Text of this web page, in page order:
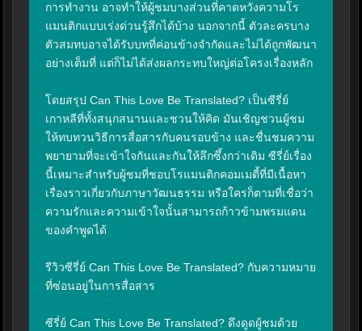
การทำงาน อาจทำให้ผู้ชมบางส่วนที่คาดหวังความโร
แมนติกแบบเร่งด่วนรู้สึกได้บ้าง นอกจากนี้ ตัวละครบาง
ตัวสมทบอาจได้รับบทที่ค่อนข้างจำกัดและไม่ได้ถูกพัฒนา
อย่างเต็มที่ แต่ก็ไม่ได้ส่งผลกระทบใหญ่ต่อโครงเรื่องหลัก
โดยสรุป Can This Love Be Translated? เป็นซีรี่ย์
เกาหลีที่ทั้งสนุกสนานและชวนให้คิด มันเชิญชวนผู้ชม
ให้ทบทวนวิธีการสื่อสารกับคนรอบข้าง และชื่นชมความ
พยายามที่จะเข้าใจกันและกันให้ลึกซึ้งกว่าเดิม ซีรี่ย์เรื่อง
นี้เหมาะสำหรับผู้ชมที่ชอบโรแมนติกคอมเมดี้ที่มีเนื้อหา
เรื่องราวเกี่ยวกับภาษาวัฒนธรรม หรือใครก็ตามที่เชื่อว่า
ความรักและความเข้าใจนั้นสามารถก้าวข้ามพรมแดน
ของคำพูดได้
รีวิวซีรี่ย์ Can This Love Be Translated? กับความหมาย
ที่ซ่อนอยู่ในการสื่อสาร
ซีรี่ย์ Can This Love Be Translated? ดึงดูดผู้ชมด้วย